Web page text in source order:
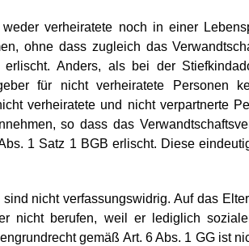
verheiratete noch in einer
ohne dass zugleich das
Anders, als bei der
für nicht verheiratete Personen
verheiratete und nicht verpartnerte
so dass das
1 Satz 1 BGB erlischt. Diese
nicht verfassungswidrig. Auf das
nicht berufen, weil er lediglich
gemäß Art. 6 Abs. 1 GG ist